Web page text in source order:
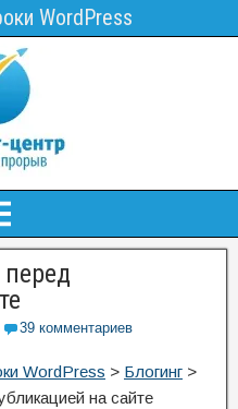
WordPress
39 комментариев
WordPress > Блогинг >
на сайте